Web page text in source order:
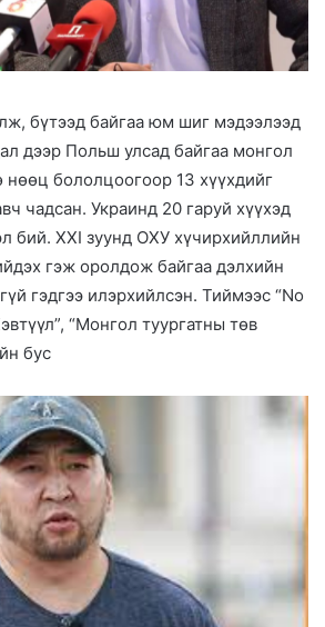
бүтээд байгаа юм шиг мэдээлээд
дээр Польш улсад байгаа монгол
нөөц бололцоогоор 13 хүүхдийг
чадсан. Украинд 20 гаруй хүүхэд
бий. XXI зуунд ОХУ хүчирхийллийн
гэж оролдож байгаа дэлхийн
гэдгээ илэрхийлсэн. Тиймээс “No
“Монгол туургатны төв
бус